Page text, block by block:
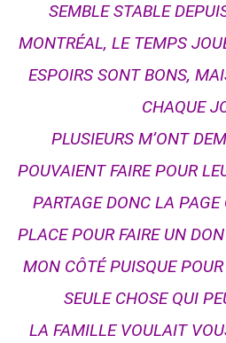
SEMBLE STABLE
MONTRÉAL, LE TEMPS
ESPOIRS SONT BONS,
CHAQUE
PLUSIEURS M’ONT
POUVAIENT FAIRE POUR
PARTAGE DONC LA
PLACE POUR FAIRE UN
MON CÔTÉ PUISQUE POUR
SEULE CHOSE QUI
LA FAMILLE VOULAIT